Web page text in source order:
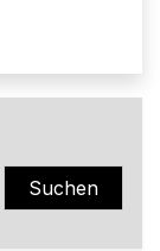
Suchen